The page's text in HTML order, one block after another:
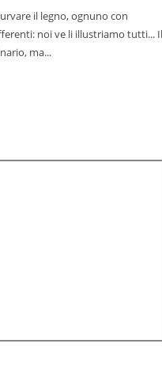
il legno, ognuno con
noi ve li illustriamo tutti... Il
ma...